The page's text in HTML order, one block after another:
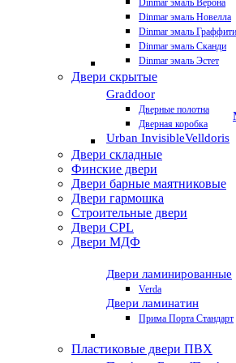
Dinmar эмаль Верона
Dinmar эмаль Новелла
Dinmar эмаль Граффити
Dinmar эмаль Сканди
Dinmar эмаль Эстет
Двери скрытые
Graddoor
Дверные полотна
Дверная коробка
Urban InvisibleVelldoris
Двери складные
Финские двери
Двери барные маятниковые
Двери гармошка
Строительные двери
Двери CРL
Двери МДФ
Двери ламинированные
Verda
Двери ламинатин
Прима Порта Стандарт
Пластиковые двери ПВХ